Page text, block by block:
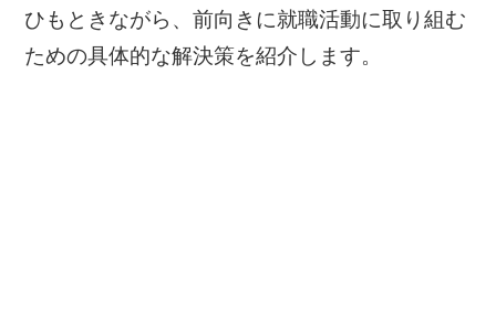
ひもときながら、前向きに就職活動に取り組む
ための具体的な解決策を紹介します。